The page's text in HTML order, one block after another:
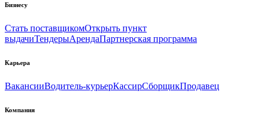
Бизнесу
Стать поставщикомОткрыть пункт
выдачиТендерыАрендаПартнерская программа
Карьера
ВакансииВодитель-курьерКассирСборщикПродавец
Компания